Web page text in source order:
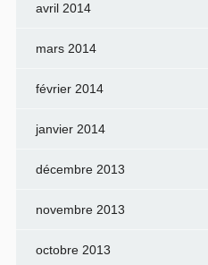
avril 2014
mars 2014
février 2014
janvier 2014
décembre 2013
novembre 2013
octobre 2013